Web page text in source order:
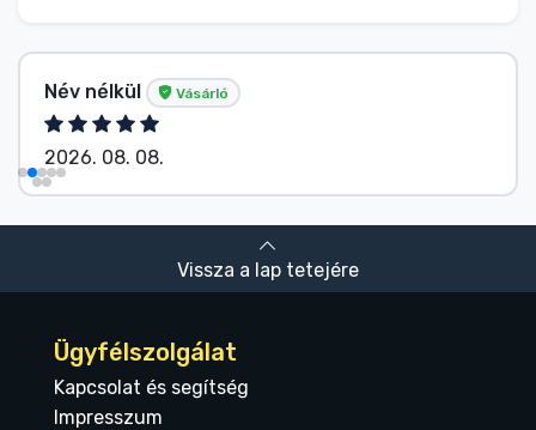
Név nélkül Vásárló
2026. 08. 08.
Vissza a lap tetejére
Ügyfélszolgálat
Kapcsolat és segítség
Impresszum